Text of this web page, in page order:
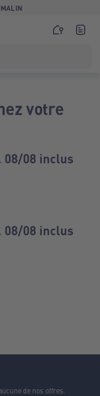
votre
08/08 inclus
08/08 inclus
de nos offres.